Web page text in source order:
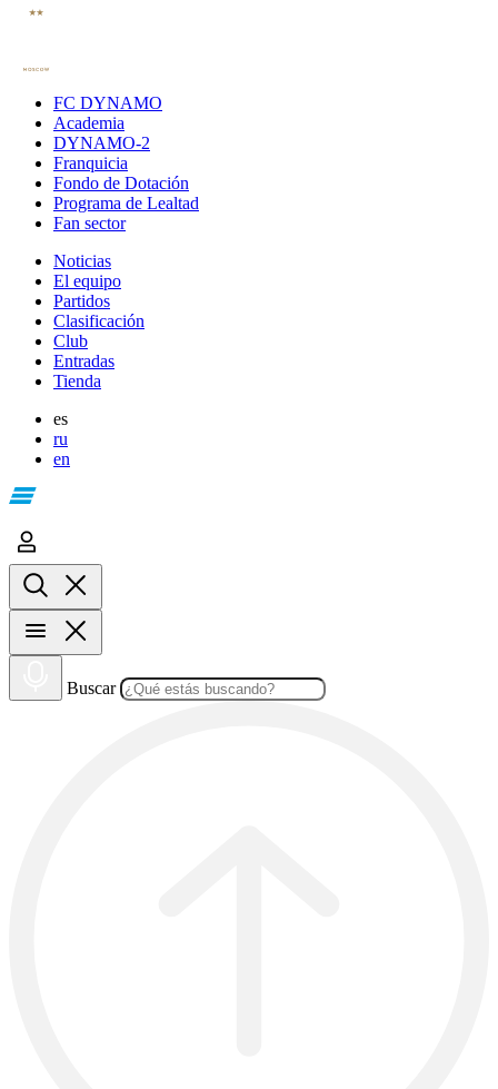
FC DYNAMO
Academia
DYNAMO-2
Franquicia
Fondo de Dotación
Programa de Lealtad
Fan sector
Noticias
El equipo
Partidos
Clasificación
Club
Entradas
Tienda
es
ru
en
Buscar